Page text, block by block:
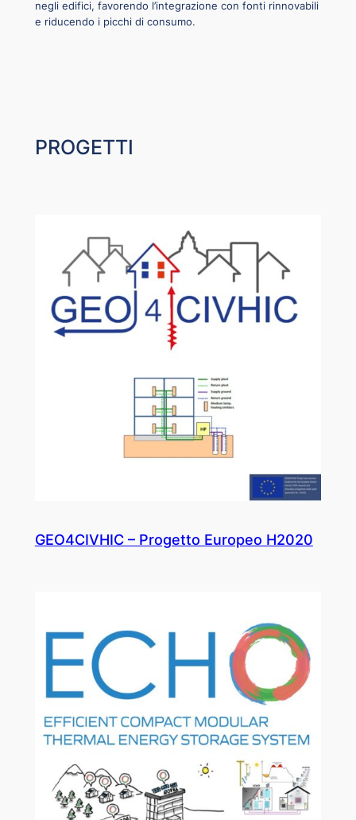
negli edifici, favorendo l’integrazione con fonti rinnovabili
e riducendo i picchi di consumo.
PROGETTI
GEO4CIVHIC – Progetto Europeo H2020